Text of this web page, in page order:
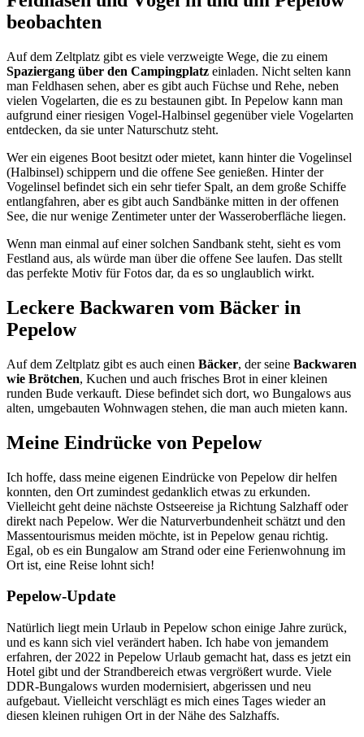
beobachten
Auf dem Zeltplatz gibt es viele verzweigte Wege, die zu einem
Spaziergang über den Campingplatz einladen. Nicht selten kann
man Feldhasen sehen, aber es gibt auch Füchse und Rehe, neben
vielen Vogelarten, die es zu bestaunen gibt. In Pepelow kann man
aufgrund einer riesigen Vogel-Halbinsel gegenüber viele Vogelarten
entdecken, da sie unter Naturschutz steht.
Wer ein eigenes Boot besitzt oder mietet, kann hinter die Vogelinsel
(Halbinsel) schippern und die offene See genießen. Hinter der
Vogelinsel befindet sich ein sehr tiefer Spalt, an dem große Schiffe
entlangfahren, aber es gibt auch Sandbänke mitten in der offenen
See, die nur wenige Zentimeter unter der Wasseroberfläche liegen.
Wenn man einmal auf einer solchen Sandbank steht, sieht es vom
Festland aus, als würde man über die offene See laufen. Das stellt
das perfekte Motiv für Fotos dar, da es so unglaublich wirkt.
Leckere Backwaren vom Bäcker in
Pepelow
Auf dem Zeltplatz gibt es auch einen Bäcker, der seine Backwaren
wie Brötchen, Kuchen und auch frisches Brot in einer kleinen
runden Bude verkauft. Diese befindet sich dort, wo Bungalows aus
alten, umgebauten Wohnwagen stehen, die man auch mieten kann.
Meine Eindrücke von Pepelow
Ich hoffe, dass meine eigenen Eindrücke von Pepelow dir helfen
konnten, den Ort zumindest gedanklich etwas zu erkunden.
Vielleicht geht deine nächste Ostseereise ja Richtung Salzhaff oder
direkt nach Pepelow. Wer die Naturverbundenheit schätzt und den
Massentourismus meiden möchte, ist in Pepelow genau richtig.
Egal, ob es ein Bungalow am Strand oder eine Ferienwohnung im
Ort ist, eine Reise lohnt sich!
Pepelow-Update
Natürlich liegt mein Urlaub in Pepelow schon einige Jahre zurück,
und es kann sich viel verändert haben. Ich habe von jemandem
erfahren, der 2022 in Pepelow Urlaub gemacht hat, dass es jetzt ein
Hotel gibt und der Strandbereich etwas vergrößert wurde. Viele
DDR-Bungalows wurden modernisiert, abgerissen und neu
aufgebaut. Vielleicht verschlägt es mich eines Tages wieder an
diesen kleinen ruhigen Ort in der Nähe des Salzhaffs.